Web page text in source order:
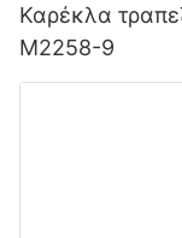
Καρέκλα
M2258-9